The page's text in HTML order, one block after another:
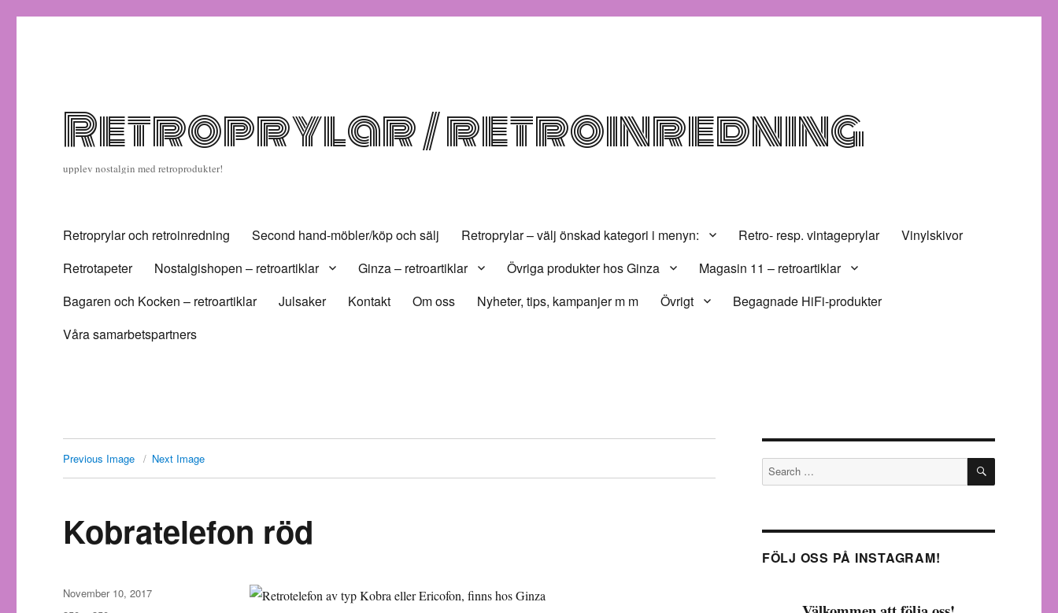
Retroprylar / retroinredning
upplev nostalgin med retroprodukter!
Retroprylar och retroinredning Second hand-möbler/köp och sälj Retroprylar – välj önskad kategori i menyn: Retro- resp. vintageprylar
Vinylskivor
Retrotapeter
Nostalgishopen – retroartiklar Ginza – retroartiklar Övriga produkter hos Ginza
Magasin 11 – retroartiklar
Bagaren och Kocken – retroartiklar
Julsaker Kontakt Om oss Nyheter, tips, kampanjer m m Övrigt
Begagnade HiFi-produkter
Våra samarbetspartners
Previous Image Next Image
Kobratelefon röd
Posted
on
November 10, 2017
Search
for:
SEARCH
FÖLJ OSS PÅ INSTAGRAM!